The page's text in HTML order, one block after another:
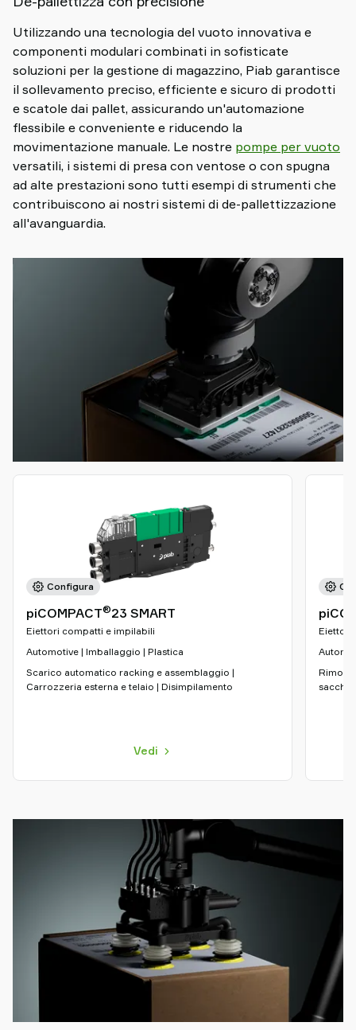
Utilizzando una tecnologia del vuoto innovativa e
componenti modulari combinati in sofisticate
soluzioni per la gestione di magazzino, Piab garantisce
il sollevamento preciso, efficiente e sicuro di prodotti
e scatole dai pallet, assicurando un'automazione
flessibile e conveniente e riducendo la
movimentazione manuale. Le nostre pompe per vuoto
versatili, i sistemi di presa con ventose o con spugna
ad alte prestazioni sono tutti esempi di strumenti che
contribuiscono ai nostri sistemi di de-pallettizzazione
all'avanguardia.
Configura
piCOMPACT®23 SMART
Eiettori compatti e impilabili
Automotive | Imballaggio | Plastica
Scarico automatico racking e assemblaggio |
Carrozzeria esterna e telaio | Disimpilamento
Vedi
Eiettori